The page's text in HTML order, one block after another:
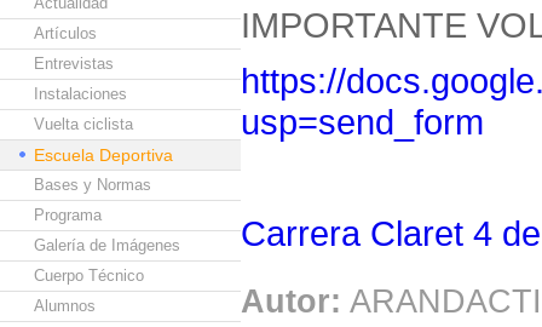
Artículos
Entrevistas
Instalaciones
Vuelta ciclista
Escuela Deportiva
Bases y Normas
Programa
Galería de Imágenes
Cuerpo Técnico
Alumnos
IMPORTANTE
https://
usp=send_form
Carrera Claret 4
Autor: